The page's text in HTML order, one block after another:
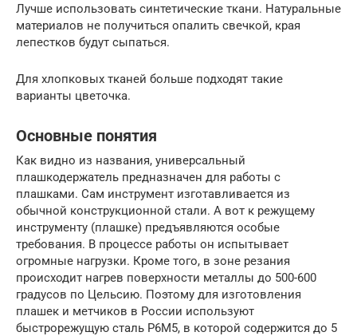
Лучше использовать синтетические ткани. Натуральные
материалов не получиться опалить свечкой, края
лепестков будут сыпаться.
Для хлопковых тканей больше подходят такие
варианты цветочка.
Основные понятия
Как видно из названия, универсальный
плашкодержатель предназначен для работы с
плашками. Сам инструмент изготавливается из
обычной конструкционной стали. А вот к режущему
инструменту (плашке) предъявляются особые
требования. В процессе работы он испытывает
огромные нагрузки. Кроме того, в зоне резания
происходит нагрев поверхности металлы до 500-600
градусов по Цельсию. Поэтому для изготовления
плашек и метчиков в России используют
быстрорежущую сталь Р6М5, в которой содержится до 5